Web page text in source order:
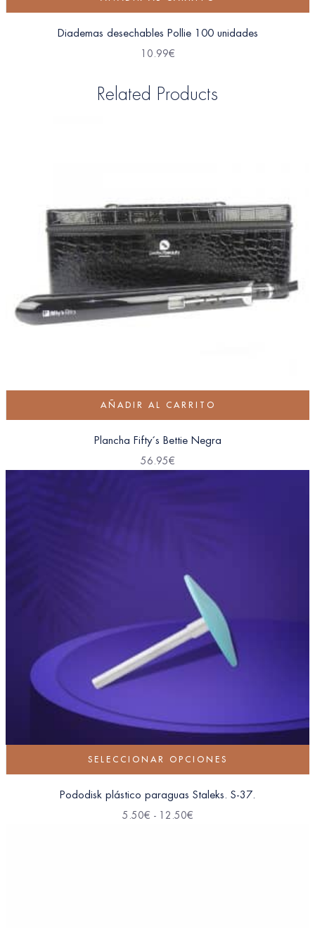
Diademas desechables Pollie 100 unidades
10.99€
Related Products
AÑADIR AL CARRITO
Plancha Fifty´s Bettie Negra
56.95€
SELECCIONAR OPCIONES
Pododisk plástico paraguas Staleks. S-37.
5.50€ - 12.50€